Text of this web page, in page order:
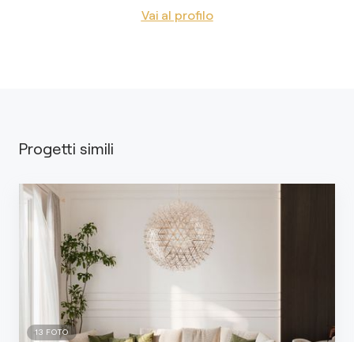
Vai al profilo
Progetti simili
13 FOTO